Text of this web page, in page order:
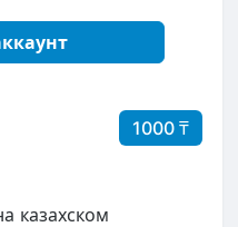
1000 ₸
казахском